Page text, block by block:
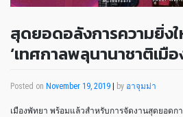
สุดยอดอลังการความยิ่ง
‘เทศกาลพลุนานาชาติเมื
Posted on November 19, 2019 by อาจุมม่า
เมืองพัทยา พร้อมแล้วสำหรับการจัดงานสุดยอด